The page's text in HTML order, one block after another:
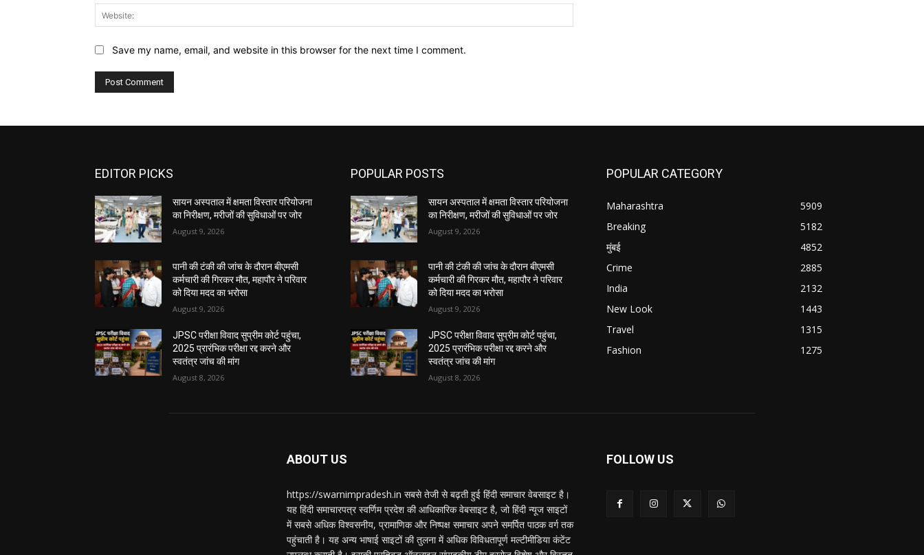
Save my name, email, and website in this browser for the next time I comment.
EDITOR PICKS
सायन अस्पताल में क्षमता विस्तार परियोजना
का निरीक्षण, मरीजों की सुविधाओं पर जोर
August 9, 2026
पानी की टंकी की जांच के दौरान बीएमसी
कर्मचारी की गिरकर मौत, महापौर ने परिवार
को दिया मदद का भरोसा
August 9, 2026
JPSC परीक्षा विवाद सुप्रीम कोर्ट पहुंचा,
2025 प्रारंभिक परीक्षा रद्द करने और
स्वतंत्र जांच की मांग
August 8, 2026
POPULAR POSTS
सायन अस्पताल में क्षमता विस्तार परियोजना
का निरीक्षण, मरीजों की सुविधाओं पर जोर
August 9, 2026
पानी की टंकी की जांच के दौरान बीएमसी
कर्मचारी की गिरकर मौत, महापौर ने परिवार
को दिया मदद का भरोसा
August 9, 2026
JPSC परीक्षा विवाद सुप्रीम कोर्ट पहुंचा,
2025 प्रारंभिक परीक्षा रद्द करने और
स्वतंत्र जांच की मांग
August 8, 2026
POPULAR CATEGORY
Maharashtra
5909
Breaking
5182
मुंबई
4852
Crime
2885
India
2132
New Look
1443
Travel
1315
Fashion
1275
ABOUT US
https://swarnimpradesh.in सबसे तेजी से बढ़ती हुई हिंदी समाचार वेबसाइट है।
यह हिंदी समाचारपत्र स्वर्णिम प्रदेश की आधिकारिक वेबसाइट है, जो हिंदी न्यूज साइटों
में सबसे अधिक विश्वसनीय, प्रामाणिक और निष्पक्ष समाचार अपने समर्पित पाठक वर्ग तक
पहुंचाती है। यह अन्य भाषाई साइटों की तुलना में अधिक विविधतापूर्ण मल्टीमीडिया कंटेंट
FOLLOW US